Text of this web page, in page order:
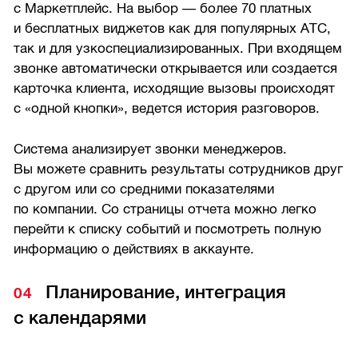
с Маркетплейс. На выбор — более 70 платных
и бесплатных виджетов как для популярных АТС,
так и для узкоспециализированных. При входящем
звонке автоматически открывается или создается
карточка клиента, исходящие вызовы происходят
с «одной кнопки», ведется история разговоров.
Система анализирует звонки менеджеров.
Вы можете сравнить результаты сотрудников друг
с другом или со средними показателями
по компании. Со страницы отчета можно легко
перейти к списку событий и посмотреть полную
информацию о действиях в аккаунте.
Планирование, интеграция
с календарями